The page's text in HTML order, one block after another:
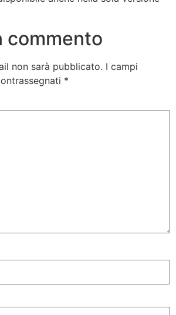
commento
non sarà pubblicato. I campi
*